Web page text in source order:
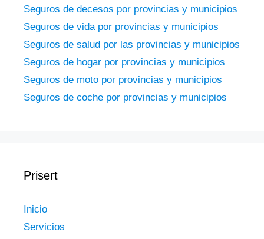
Seguros de decesos por provincias y municipios
Seguros de vida por provincias y municipios
Seguros de salud por las provincias y municipios
Seguros de hogar por provincias y municipios
Seguros de moto por provincias y municipios
Seguros de coche por provincias y municipios
Prisert
Inicio
Servicios